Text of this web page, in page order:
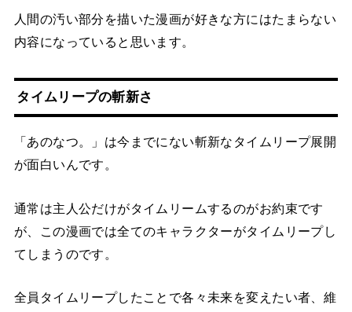
人間の汚い部分を描いた漫画が好きな方にはたまらない
内容になっていると思います。
タイムリープの斬新さ
「あのなつ。」は今までにない斬新なタイムリープ展開
が面白いんです。
通常は主人公だけがタイムリームするのがお約束です
が、この漫画では全てのキャラクターがタイムリープし
てしまうのです。
全員タイムリープしたことで各々未来を変えたい者、維